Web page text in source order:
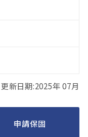
更新日期:2025年 07月
申請保固